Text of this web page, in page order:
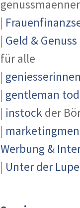
|
| Geld & Genuss
für alle
|
| gentleman
| instock der
|
Werbung &
| Unter der Lupe